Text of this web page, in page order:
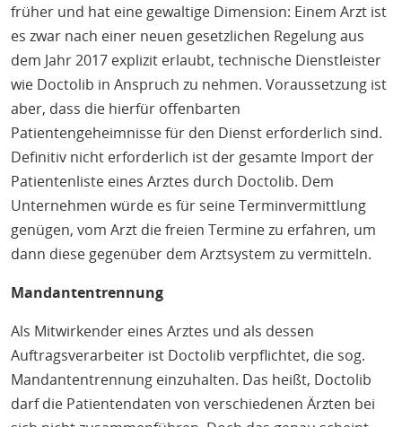
früher und hat eine gewaltige Dimension: Einem Arzt ist
es zwar nach einer neuen gesetzlichen Regelung aus
dem Jahr 2017 explizit erlaubt, technische Dienstleister
wie Doctolib in Anspruch zu nehmen. Voraussetzung ist
aber, dass die hierfür offenbarten
Patientengeheimnisse für den Dienst erforderlich sind.
Definitiv nicht erforderlich ist der gesamte Import der
Patientenliste eines Arztes durch Doctolib. Dem
Unternehmen würde es für seine Terminvermittlung
genügen, vom Arzt die freien Termine zu erfahren, um
dann diese gegenüber dem Arztsystem zu vermitteln.
Mandantentrennung
Als Mitwirkender eines Arztes und als dessen
Auftragsverarbeiter ist Doctolib verpflichtet, die sog.
Mandantentrennung einzuhalten. Das heißt, Doctolib
darf die Patientendaten von verschiedenen Ärzten bei